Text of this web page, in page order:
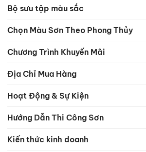
Bộ sưu tập màu sắc
Chọn Màu Sơn Theo Phong Thủy
Chương Trình Khuyến Mãi
Địa Chỉ Mua Hàng
Hoạt Động & Sự Kiện
Hướng Dẫn Thi Công Sơn
Kiến thức kinh doanh